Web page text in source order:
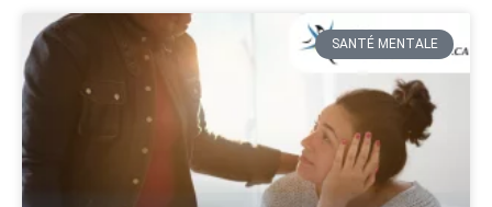
SANTÉ MENTALE